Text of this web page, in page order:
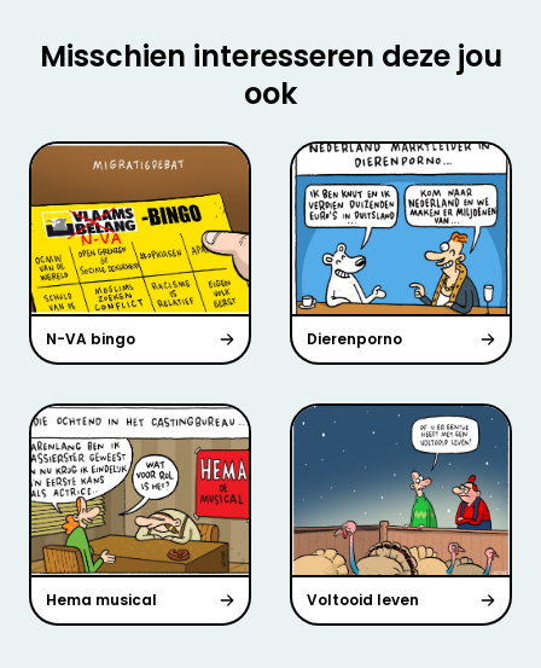
Misschien interesseren deze jou
ook
N-VA bingo Dierenporno
Hema musical Voltooid leven